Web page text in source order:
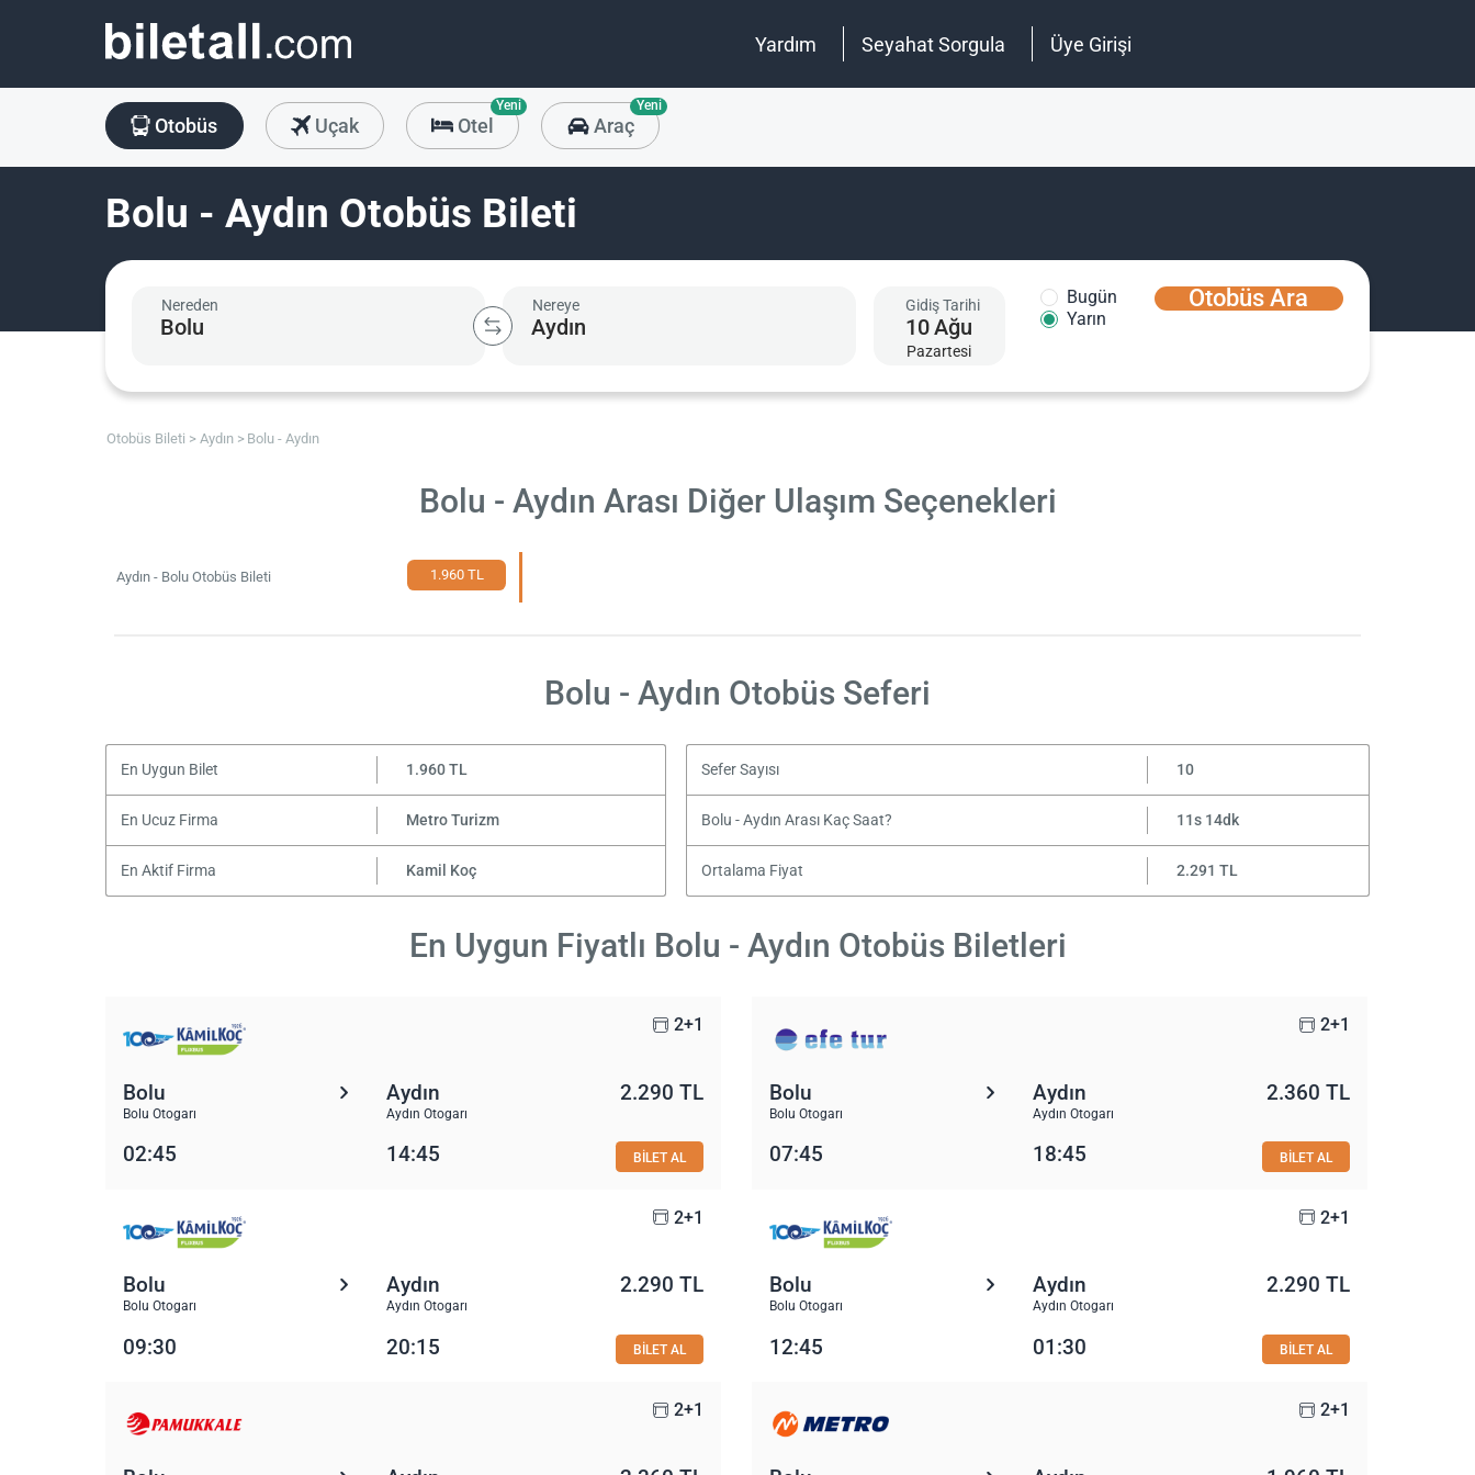
Yardım Seyahat Sorgula Üye Girişi
Otobüs Uçak Otel
Yeni
Araç
Yeni
Bolu - Aydın Otobüs Bileti
Nereden Nereye Gidiş Tarihi
10Ağu
Pazartesi
Bugün
Yarın
Otobüs Ara
Otobüs Bileti Aydın Bolu - Aydın
Bolu - Aydın Arası Diğer Ulaşım Seçenekleri
Aydın - Bolu Otobüs Bileti 1.960 TL
Bolu - Aydın Otobüs Seferi
En Uygun Bilet 1.960 TL Sefer Sayısı 10
En Ucuz Firma Metro Turizm Bolu - Aydın Arası Kaç Saat? 11s 14dk
En Aktif Firma Kamil Koç Ortalama Fiyat 2.291 TL
En Uygun Fiyatlı Bolu - Aydın Otobüs Biletleri
2+1
Bolu
Bolu Otogarı
Aydın
Aydın Otogarı
2.290 TL
02:45 14:45 BİLET AL
2+1
Bolu
Bolu Otogarı
Aydın
Aydın Otogarı
2.360 TL
07:45 18:45 BİLET AL
2+1
Bolu
Bolu Otogarı
Aydın
Aydın Otogarı
2.290 TL
09:30 20:15 BİLET AL
2+1
Bolu
Bolu Otogarı
Aydın
Aydın Otogarı
2.290 TL
12:45 01:30 BİLET AL
2+1 2+1